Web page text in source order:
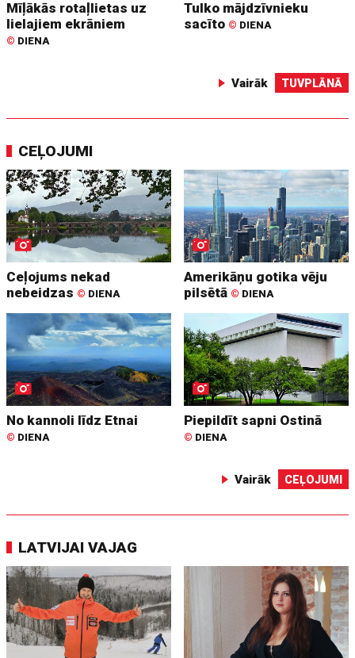
Mīļākās rotaļlietas uz
lielajiem ekrāniem
© DIENA
Tulko mājdzīvnieku
sacīto © DIENA
Vairāk TUVPLĀNĀ
CEĻOJUMI
Ceļojums nekad
nebeidzas © DIENA
Amerikāņu gotika vēju
pilsētā © DIENA
No kannoli līdz Etnai
© DIENA
Piepildīt sapni Ostinā
© DIENA
Vairāk CEĻOJUMI
LATVIJAI VAJAG